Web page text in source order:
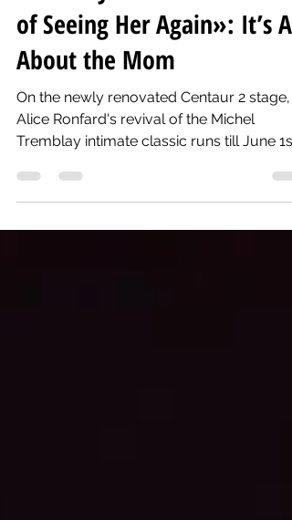
Anglo theatre: Michel
Tremblay’s «For the Pleasure
of Seeing Her Again»: It’s All
About the Mom
Alice Ronfard's revival of the Michel
Tremblay intimate classic runs till June 1st.